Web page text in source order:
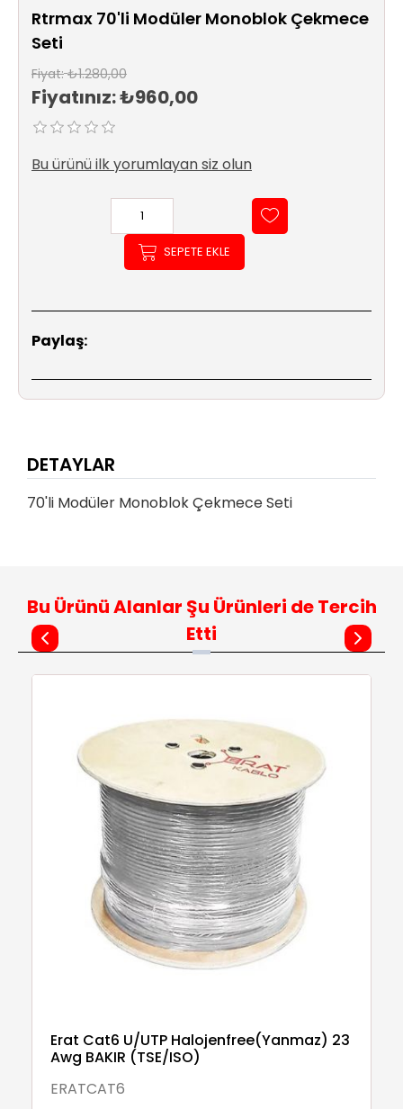
Sıhhi
Tesisat
Sistemleri
Ürün
Katalog/Liste
Fiyatları
Rtrmax 70'li Modüler Monoblok Çekmece
Seti
Fiyat: ₺1.280,00
Fiyatınız:₺960,00
Bu ürünü ilk yorumlayan siz olun
SEPETE EKLE
Paylaş:
DETAYLAR
70'li Modüler Monoblok Çekmece Seti
Bu Ürünü Alanlar Şu Ürünleri de Tercih
Etti
Erat Cat6 U/UTP Halojenfree(Yanmaz) 23
Awg BAKIR (TSE/ISO)
ERATCAT6